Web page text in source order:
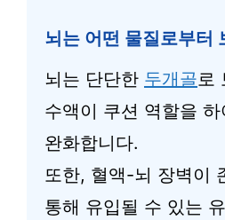
뇌는 어떤 물질로부터
뇌는 단단한 두개골로
수액이 쿠션 역할을
완화합니다.
또한, 혈액-뇌 장벽이
통해 유입될 수 있는